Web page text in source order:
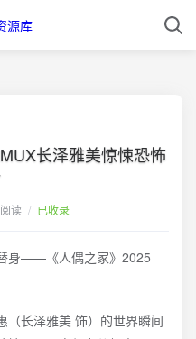
长泽雅美惊悚恐怖
读 / 已收录
身——《人偶之家》2025
（长泽雅美 饰）的世界瞬间